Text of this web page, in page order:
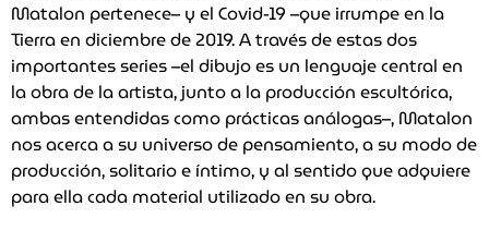
Matalon pertenece– y el Covid-19 –que irrumpe en la
Tierra en diciembre de 2019. A través de estas dos
importantes series –el dibujo es un lenguaje central en
la obra de la artista, junto a la producción escultórica,
ambas entendidas como prácticas análogas–, Matalon
nos acerca a su universo de pensamiento, a su modo de
producción, solitario e íntimo, y al sentido que adquiere
para ella cada material utilizado en su obra.